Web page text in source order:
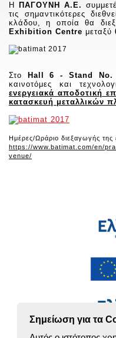
H ΠΑΓΟΥΝΗ Α.Ε.
τις σημαντικότερες
κλάδου, η οποία θα
Exhibition Centre μεταξύ
Στο Hall 6 - Stand No.
καινοτόμες και
ενεργειακά αποδοτική
κατασκευή μεταλλικών
Ημέρες/Ωράριο διεξαγωγής της
https://www.batimat.com/en/
venue/
Σημείωση για τα